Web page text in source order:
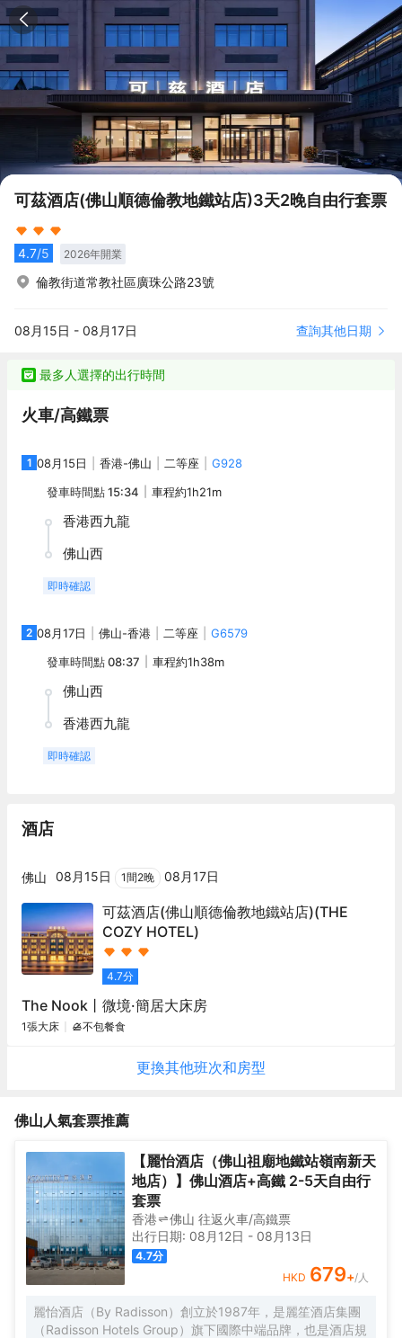
可茲酒店(佛山順德倫教地鐵站店)3天2晚自由行套票
4.7/5 2026年開業
倫教街道常教社區廣珠公路23號
08月15日 - 08月17日 查詢其他日期
最多人選擇的出行時間
火車/高鐵票
1 08月15日 香港-佛山 二等座
G928
發車時間點15:34 車程約1h21m
香港西九龍
佛山西
即時確認
2 08月17日 佛山-香港 二等座
G6579
發車時間點08:37 車程約1h38m
佛山西
香港西九龍
即時確認
酒店
佛山 08月15日 1間2晚 08月17日
可茲酒店(佛山順德倫教地鐵站店)(THE
COZY HOTEL)
4.7分
The Nook丨微境·簡居大床房
1張大床 不包餐食
更換其他班次和房型
佛山人氣套票推薦
【麗怡酒店（佛山祖廟地鐵站嶺南新天
地店）】佛山酒店+高鐵 2-5天自由行
套票
香港 佛山 往返火車/高鐵票
出行日期: 08月12日 - 08月13日
4.7分
HKD 679+/人
麗怡酒店（By Radisson）創立於1987年，是麗笙酒店集團
（Radisson Hotels Group）旗下國際中端品牌，也是酒店規